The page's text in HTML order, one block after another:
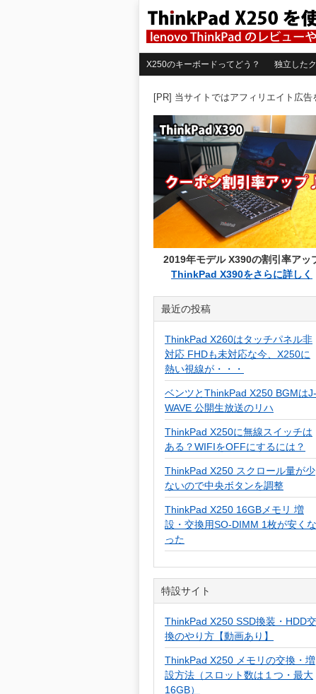
X250のキーボードってどう？ 独立した
[PR] 当サイトではアフィリエイト広告
2019年モデル X390の割引率アッ
ThinkPad X390をさらに詳しく
最近の投稿
ThinkPad X260はタッチパネル非
対応 FHDも未対応な今、X250に
熱い視線が・・・
ベンツとThinkPad X250 BGMはJ-
WAVE 公開生放送のリハ
ThinkPad X250に無線スイッチは
ある？WIFIをOFFにするには？
ThinkPad X250 スクロール量が少
ないので中央ボタンを調整
ThinkPad X250 16GBメモリ 増
設・交換用SO-DIMM 1枚が安くな
った
特設サイト
ThinkPad X250 SSD換装・HDD交
換のやり方【動画あり】
ThinkPad X250 メモリの交換・増
設方法（スロット数は１つ・最大
16GB）